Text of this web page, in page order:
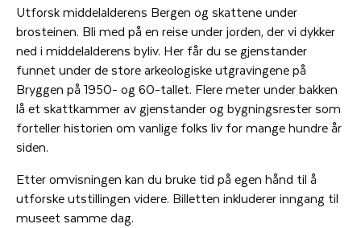
Utforsk middelalderens Bergen og skattene under
brosteinen. Bli med på en reise under jorden, der vi dykker
ned i middelalderens byliv. Her får du se gjenstander
funnet under de store arkeologiske utgravingene på
Bryggen på 1950- og 60-tallet. Flere meter under bakken
lå et skattkammer av gjenstander og bygningsrester som
forteller historien om vanlige folks liv for mange hundre år
siden.
Etter omvisningen kan du bruke tid på egen hånd til å
utforske utstillingen videre. Billetten inkluderer inngang til
museet samme dag.